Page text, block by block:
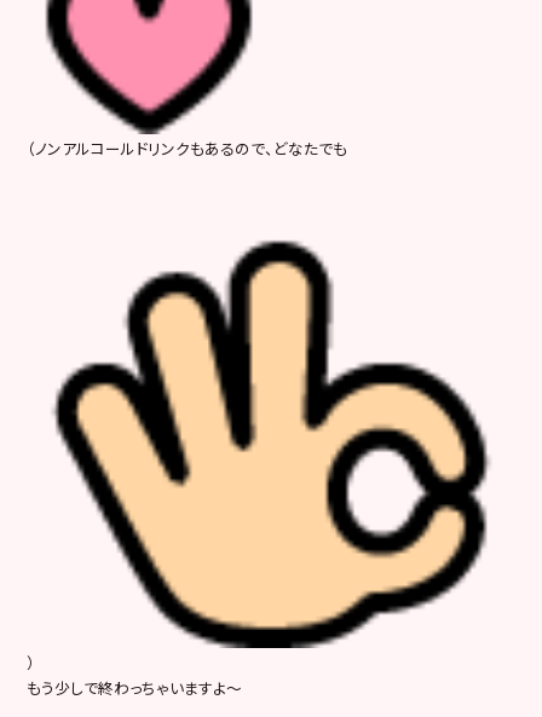
（ノンアルコールドリンクもあるので、どなたでも
）
もう少しで終わっちゃいますよ～